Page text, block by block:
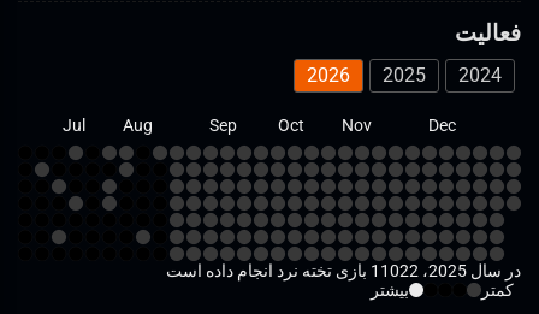
فعالیت
2024
2025
2026
Jul Aug Sep Oct Nov Dec
در سال 2025، 11022 بازی تخته نرد انجام داده است
کمتر
بیشتر